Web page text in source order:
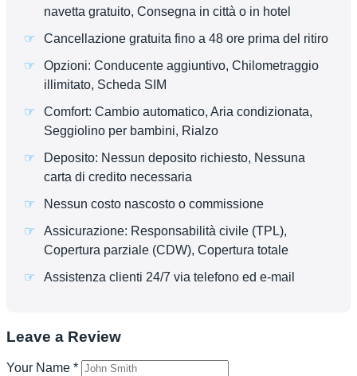
navetta gratuito, Consegna in città o in hotel
Cancellazione gratuita fino a 48 ore prima del ritiro
Opzioni: Conducente aggiuntivo, Chilometraggio
illimitato, Scheda SIM
Comfort: Cambio automatico, Aria condizionata,
Seggiolino per bambini, Rialzo
Deposito: Nessun deposito richiesto, Nessuna
carta di credito necessaria
Nessun costo nascosto o commissione
Assicurazione: Responsabilità civile (TPL),
Copertura parziale (CDW), Copertura totale
Assistenza clienti 24/7 via telefono ed e-mail
Leave a Review
Your Name *